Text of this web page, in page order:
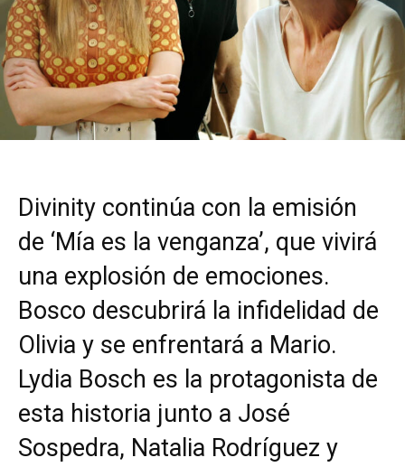
Divinity continúa con la emisión
de ‘Mía es la venganza’, que vivirá
una explosión de emociones.
Bosco descubrirá la infidelidad de
Olivia y se enfrentará a Mario.
Lydia Bosch es la protagonista de
esta historia junto a José
Sospedra, Natalia Rodríguez y